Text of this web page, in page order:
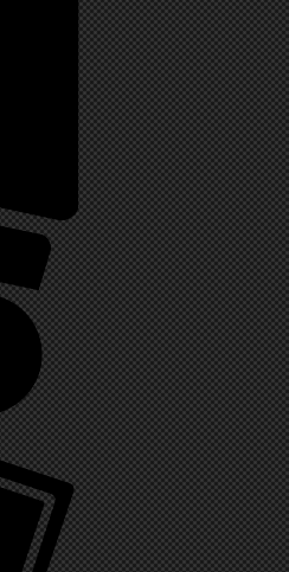
Adrian
Curaj
Director General,